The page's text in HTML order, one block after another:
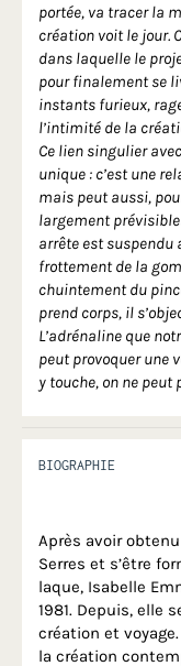
portée, va tracer la
création voit le jour.
dans laquelle le
pour finalement se
instants furieux,
l’intimité de la
Ce lien singulier
unique : c’est une
mais peut aussi,
largement
arrête est suspendu
frottement de la
chuintement du
prend corps, il
L’adrénaline que
peut provoquer une
y touche, on ne peut
BIOGRAPHIE
Après avoir
Serres et s’être
laque, Isabelle
1981. Depuis, elle
création et
la création